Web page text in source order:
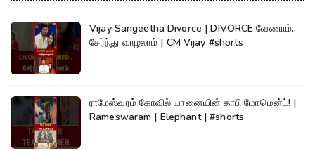
Vijay Sangeetha Divorce | DIVORCE வேணாம்..
சேர்ந்து வாழலாம் | CM Vijay #shorts
ராமேஸ்வரம் கோவில் யானையின் காபி மோமென்ட்! |
Rameswaram | Elephant | #shorts